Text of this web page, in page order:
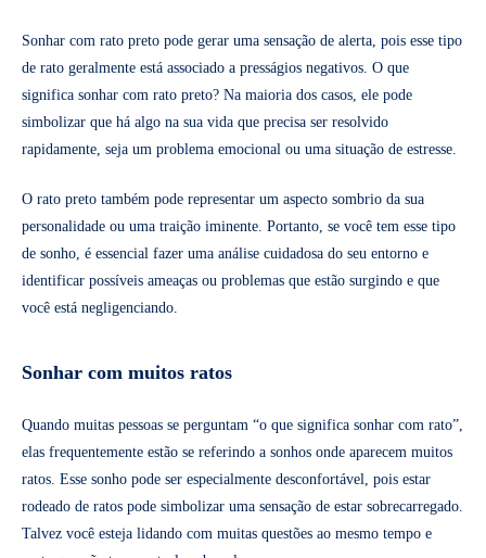
Sonhar com rato preto pode gerar uma sensação de alerta, pois esse tipo
de rato geralmente está associado a presságios negativos. O que
significa sonhar com rato preto? Na maioria dos casos, ele pode
simbolizar que há algo na sua vida que precisa ser resolvido
rapidamente, seja um problema emocional ou uma situação de estresse.
O rato preto também pode representar um aspecto sombrio da sua
personalidade ou uma traição iminente. Portanto, se você tem esse tipo
de sonho, é essencial fazer uma análise cuidadosa do seu entorno e
identificar possíveis ameaças ou problemas que estão surgindo e que
você está negligenciando.
Sonhar com muitos ratos
Quando muitas pessoas se perguntam “o que significa sonhar com rato”,
elas frequentemente estão se referindo a sonhos onde aparecem muitos
ratos. Esse sonho pode ser especialmente desconfortável, pois estar
rodeado de ratos pode simbolizar uma sensação de estar sobrecarregado.
Talvez você esteja lidando com muitas questões ao mesmo tempo e